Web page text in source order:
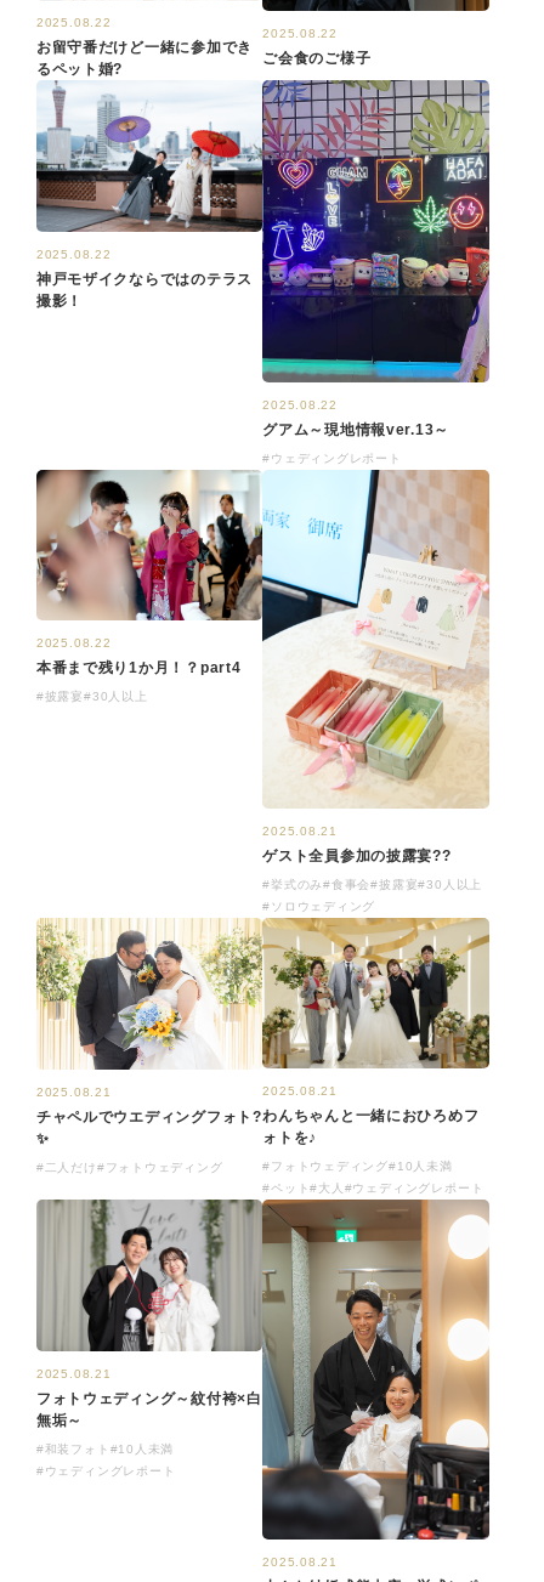
2025.08.22
お留守番だけど一緒に参加でき
るペット婚?
2025.08.22
ご会食のご様子
2025.08.22
神戸モザイクならではのテラス
撮影！
2025.08.22
グアム～現地情報ver.13～
#ウェディングレポート
2025.08.22
本番まで残り1か月！？part4
#披露宴#30人以上
2025.08.21
ゲスト全員参加の披露宴??
#挙式のみ#食事会#披露宴#30人以上
#ソロウェディング
2025.08.21
チャペルでウエディングフォト?
✨
#二人だけ#フォトウェディング
2025.08.21
わんちゃんと一緒におひろめフ
ォトを♪
#フォトウェディング#10人未満
#ペット#大人 #ウェディングレポート
2025.08.21
フォトウェディング～紋付袴×白
無垢～
#和装フォト #10人未満
#ウェディングレポート
2025.08.21